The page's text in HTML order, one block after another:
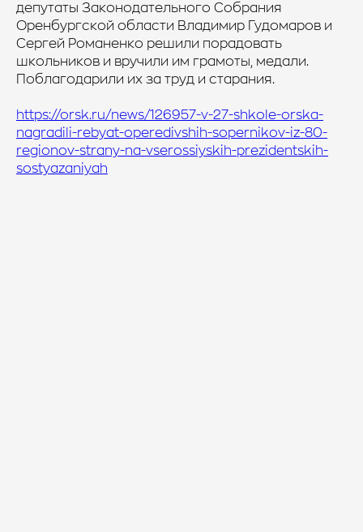
депутаты Законодательного Собрания
Оренбургской области Владимир Гудомаров и
Сергей Романенко решили порадовать
школьников и вручили им грамоты, медали.
Поблагодарили их за труд и старания.
https://orsk.ru/news/126957-v-27-shkole-orska-
nagradili-rebyat-operedivshih-sopernikov-iz-80-
regionov-strany-na-vserossiyskih-prezidentskih-
sostyazaniyah